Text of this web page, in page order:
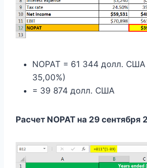
NOPAT = 61 344 долл. США
35,00%)
= 39 874 долл. США
Расчет NOPAT на 29 сентября